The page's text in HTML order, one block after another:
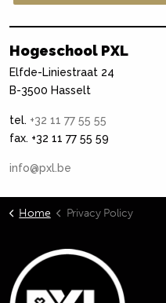
Hogeschool PXL
Elfde-Liniestraat 24
B-3500 Hasselt
tel. +32 11 77 55 55
fax. +32 11 77 55 59
info@pxl.be
Home Privacy Policy